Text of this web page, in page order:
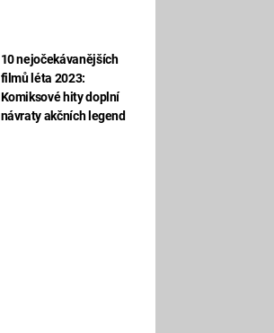
10 nejočekávanějších
filmů léta 2023:
Komiksové hity doplní
návraty akčních legend